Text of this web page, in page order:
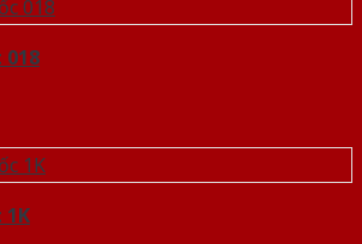
018
1K